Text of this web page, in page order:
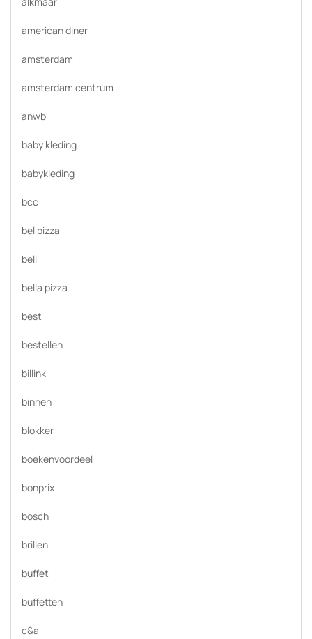
american diner
amsterdam
amsterdam centrum
anwb
baby kleding
babykleding
bcc
bel pizza
bell
bella pizza
best
bestellen
billink
binnen
blokker
boekenvoordeel
bonprix
bosch
brillen
buffet
buffetten
c&a